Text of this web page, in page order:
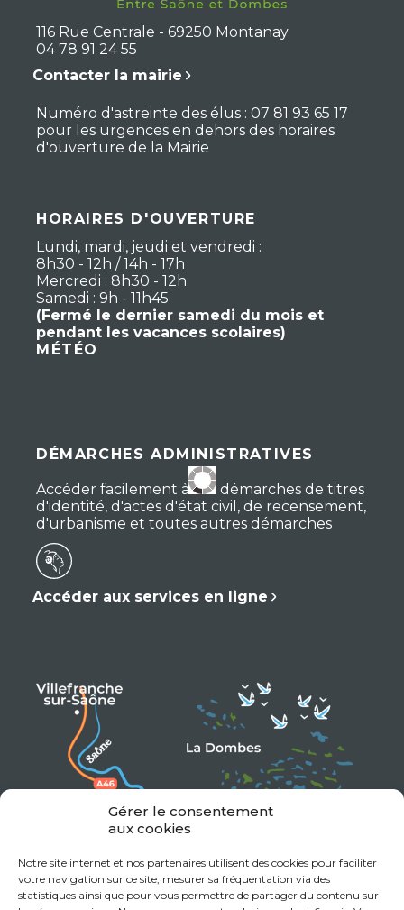
Gérer le consentement
aux cookies
Notre site internet et nos partenaires utilisent des cookies pour faciliter
votre navigation sur ce site, mesurer sa fréquentation via des
statistiques ainsi que pour vous permettre de partager du contenu sur
116 Rue Centrale - 69250 Montanay
04 78 91 24 55
Contacter la mairie
Numéro d'astreinte des élus : 07 81 93 65 17
pour les urgences en dehors des horaires
d'ouverture de la Mairie
HORAIRES D'OUVERTURE
Lundi, mardi, jeudi et vendredi :
8h30 - 12h / 14h - 17h
Mercredi : 8h30 - 12h
Samedi : 9h - 11h45
(Fermé le dernier samedi du mois et
pendant les vacances scolaires)
MÉTÉO
DÉMARCHES ADMINISTRATIVES
Accéder facilement à vos démarches de titres
d'identité, d'actes d'état civil, de recensement,
d'urbanisme et toutes autres démarches
Accéder aux services en ligne